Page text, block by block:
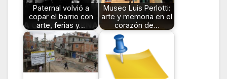
Paternal volvió a
copar el barrio con
arte, ferias y…
Museo Luis Perlotti:
arte y memoria en el
corazón de…